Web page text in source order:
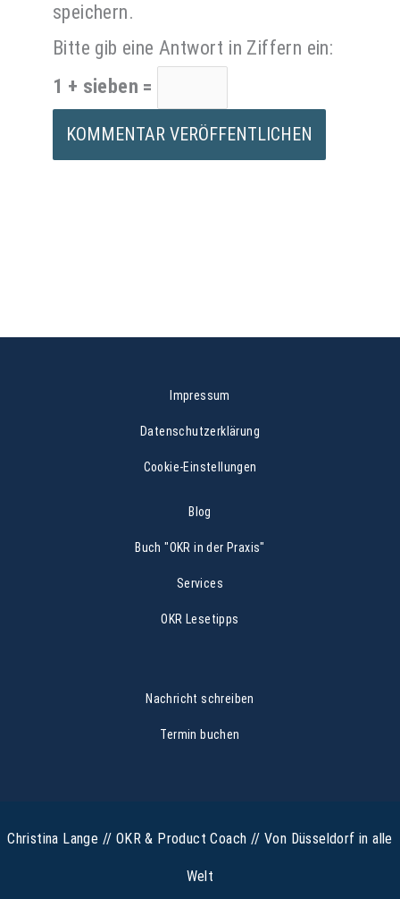
speichern.
Bitte gib eine Antwort in Ziffern ein:
1 + sieben =
Impressum
Datenschutzerklärung
Cookie-Einstellungen
Blog
Buch "OKR in der Praxis"
Services
OKR Lesetipps
Nachricht schreiben
Termin buchen
Christina Lange // OKR & Product Coach // Von Düsseldorf in alle
Welt